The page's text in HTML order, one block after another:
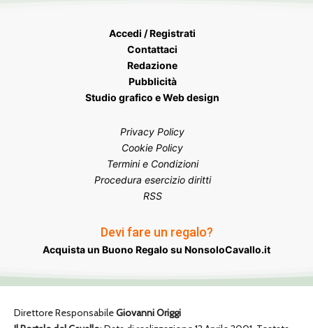
Accedi / Registrati
Contattaci
Redazione
Pubblicità
Studio grafico e Web design
Privacy Policy
Cookie Policy
Termini e Condizioni
Procedura esercizio diritti
RSS
Devi fare un regalo?
Acquista un Buono Regalo su NonsoloCavallo.it
Direttore ResponsabileGiovanni Origgi